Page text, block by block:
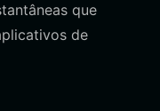
que
de